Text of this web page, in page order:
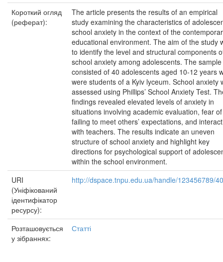
Короткий огляд
(реферат):
The article presents the results of an empirical
study examining the characteristics of
school anxiety in the context of the
educational environment. The aim of the study
to identify the level and structural components
school anxiety among adolescents. The sample
consisted of 40 adolescents aged 10-12 years
were students of a Kyiv lyceum. School anxiety
assessed using Phillips’ School Anxiety Test.
findings revealed elevated levels of anxiety in
situations involving academic evaluation, fear of
failing to meet others’ expectations, and
with teachers. The results indicate an uneven
structure of school anxiety and highlight key
directions for psychological support of
within the school environment.
URI
(Уніфікований
ідентифікатор
ресурсу):
http://dspace.tnpu.edu.ua/handle/123456789/
Розташовується
у зібраннях:
Статті